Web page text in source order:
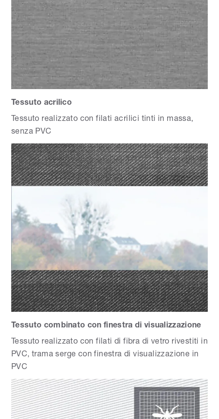
Tessuto acrilico
Tessuto realizzato con filati acrilici tinti in massa,
senza PVC
Tessuto combinato con finestra di visualizzazione
Tessuto realizzato con filati di fibra di vetro rivestiti in
PVC, trama serge con finestra di visualizzazione in
PVC